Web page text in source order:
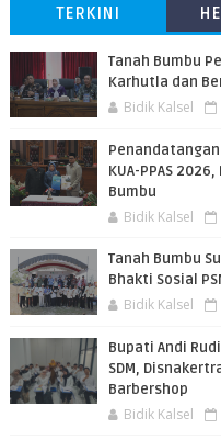
TERKINI
Tanah Bumbu
Karhutla dan
Bidik Kalsel
KUA-PPAS
Bumbu
Bidik Kalsel
Tanah Bumbu
Bhakti Sosial
Bidik Kalsel
Bupati Andi
SDM,
Barbershop
Bidik Kalsel